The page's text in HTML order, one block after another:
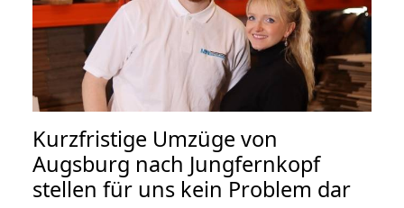
Kurzfristige Umzüge von
Augsburg nach Jungfernkopf
stellen für uns kein Problem dar